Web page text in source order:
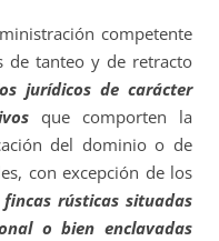
competente
de tanteo y de retracto
jurídicos de carácter
que comporten la
del dominio o de
con excepción de los
fincas rústicas situadas
o bien enclavadas